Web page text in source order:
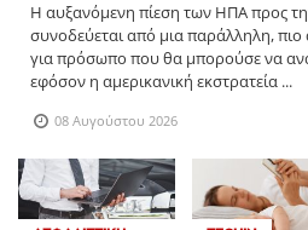
Η αυξανόμενη πίεση των ΗΠΑ προς
συνοδεύεται από μια παράλληλη,
για πρόσωπο που θα μπορούσε να
εφόσον η αμερικανική εκστρατεία ...
08 Αυγούστου 2026